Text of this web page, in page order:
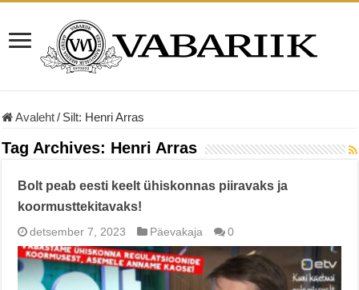
Avaleht/ Silt: Henri Arras
Tag Archives: Henri Arras
Bolt peab eesti keelt ühiskonnas piiravaks ja
koormusttekitavaks!
detsember 7, 2023 Päevakaja 0